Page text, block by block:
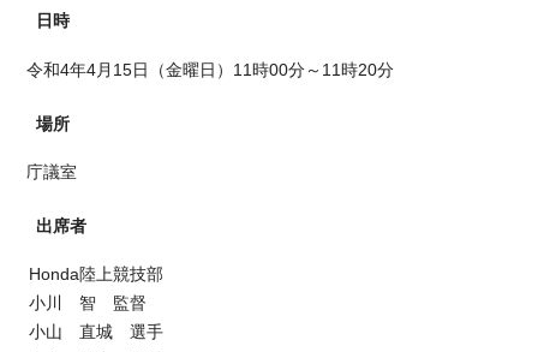
日時
令和4年4月15日（金曜日）11時00分～11時20分
場所
庁議室
出席者
Honda陸上競技部
小川 智 監督
小山 直城 選手